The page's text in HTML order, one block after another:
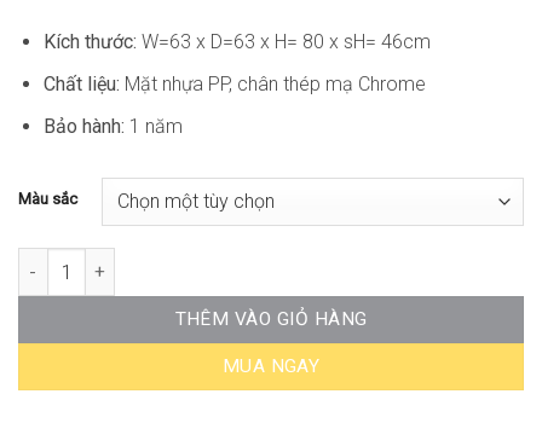
Kích thước: W=63 x D=63 x H= 80 x sH= 46cm
Chất liệu: Mặt nhựa PP, chân thép mạ Chrome
Bảo hành: 1 năm
Màu sắc
Ghế Cafe Mặt Nhựa Chân Sắt DP-WC201 số lượng
THÊM VÀO GIỎ HÀNG
MUA NGAY